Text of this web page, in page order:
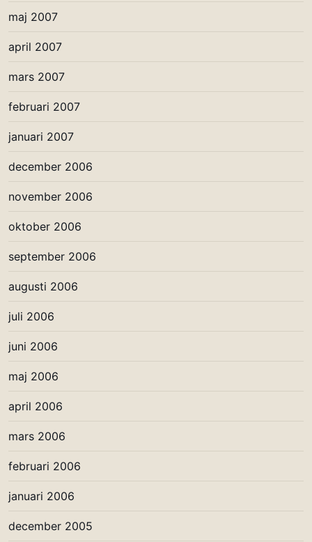
maj 2007
april 2007
mars 2007
februari 2007
januari 2007
december 2006
november 2006
oktober 2006
september 2006
augusti 2006
juli 2006
juni 2006
maj 2006
april 2006
mars 2006
februari 2006
januari 2006
december 2005